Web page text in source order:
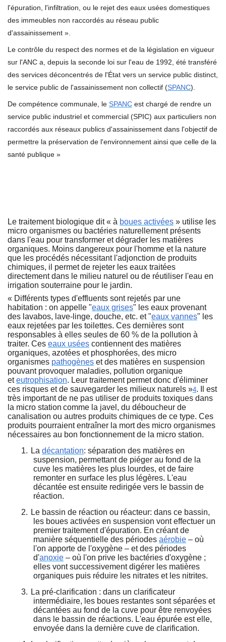
l'épuration, l'infiltration, ou le rejet des eaux usées domestiques
des immeubles non raccordés au réseau public
d'assainissement ».
Le contrôle du respect des normes et de la législation en vigueur
sur l'ANC a, depuis la seconde loi sur l'eau de 1992, été transféré
des services déconcentrés de l'État vers un service public distinct,
le service public de l'assainissement non collectif (SPANC).
De compétence communale, le SPANC est chargé de rendre un
service public industriel et commercial (SPIC) aux particuliers non
raccordés aux réseaux publics d'assainissement dans l'objectif de
permettre la préservation de l'environnement ainsi que celle de la
santé publique »
Le traitement biologique dit « à boues activées » utilise les
micro organismes ou bactéries naturellement présents
dans l'eau pour transformer et dégrader les matières
organiques. Moins dangereux pour l'homme et la nature
que les procédés nécessitant l'adjonction de produits
chimiques, il permet de rejeter les eaux traitées
directement dans le milieu naturel ou de réutiliser l'eau en
irrigation souterraine pour le jardin.
« Différents types d'effluents sont rejetés par une
habitation : on appelle "eaux grises" les eaux provenant
des lavabos, lave-linge, douche, etc. et "eaux vannes" les
eaux rejetées par les toilettes. Ces dernières sont
responsables à elles seules de 60 % de la pollution à
traiter. Ces eaux usées contiennent des matières
organiques, azotées et phosphorées, des micro
organismes pathogènes et des matières en suspension
pouvant provoquer maladies, pollution organique
eteutrophisation. Leur traitement permet donc d'éliminer
ces risques et de sauvegarder les milieux naturels »4. Il est
très important de ne pas utiliser de produits toxiques dans
la micro station comme la javel, du déboucheur de
canalisation ou autres produits chimiques de ce type. Ces
produits pourraient entraîner la mort des micro organismes
nécessaires au bon fonctionnement de la micro station.
1. Ladécantation: séparation des matières en
suspension, permettant de piéger au fond de la
cuve les matières les plus lourdes, et de faire
remonter en surface les plus légères. L'eau
décantée est ensuite redirigée vers le bassin de
réaction.
2. Le bassin de réaction ou réacteur: dans ce bassin,
les boues activées en suspension vont effectuer un
premier traitement d'épuration. En créant de
manière séquentielle des périodesaérobie – où
l'on apporte de l'oxygène – et des périodes
d'anoxie – où l'on prive les bactéries d'oxygène ;
elles vont successivement digérer les matières
organiques puis réduire les nitrates et les nitrites.
3. La pré-clarification : dans un clarificateur
intermédiaire, les boues restantes sont séparées et
décantées au fond de la cuve pour être renvoyées
dans le bassin de réactions. L'eau épurée est elle,
envoyée dans la dernière cuve de clarification.